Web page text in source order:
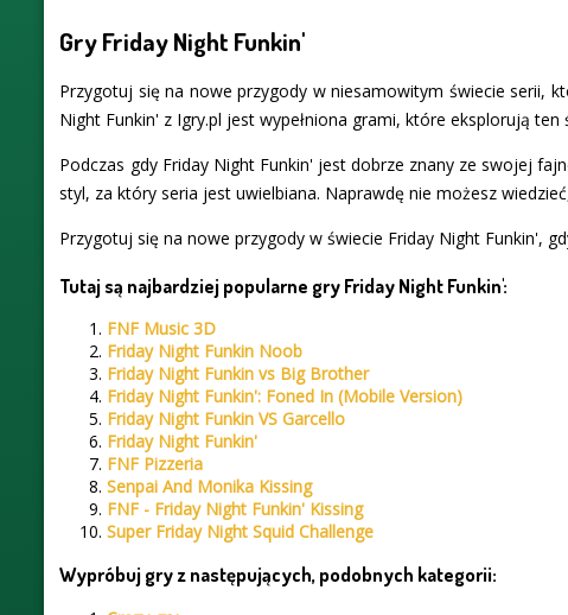
Gry Friday Night Funkin'
Przygotuj się na nowe przygody w niesamowitym świecie serii,
Night Funkin' z Igry.pl jest wypełniona grami, które eksplorują ten
Podczas gdy Friday Night Funkin' jest dobrze znany ze swojej
styl, za który seria jest uwielbiana. Naprawdę nie możesz
Przygotuj się na nowe przygody w świecie Friday Night Funkin',
Tutaj są najbardziej popularne gry Friday Night Funkin':
FNF Music 3D
Friday Night Funkin Noob
Friday Night Funkin vs Big Brother
Friday Night Funkin': Foned In (Mobile Version)
Friday Night Funkin VS Garcello
Friday Night Funkin'
FNF Pizzeria
Senpai And Monika Kissing
FNF - Friday Night Funkin' Kissing
Super Friday Night Squid Challenge
Wypróbuj gry z następujących, podobnych kategorii: